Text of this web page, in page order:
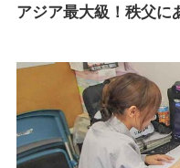
アジア最大級！秩父に